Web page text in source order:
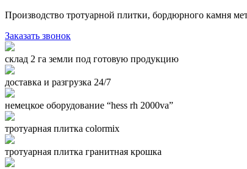
Производство тротуарной плитки, бордюрного камня
Заказать звонок
склад 2 га земли под готовую продукцию
доставка и разгрузка 24/7
немецкое оборудование “hess rh 2000va”
тротуарная плитка colormix
тротуарная плитка гранитная крошка